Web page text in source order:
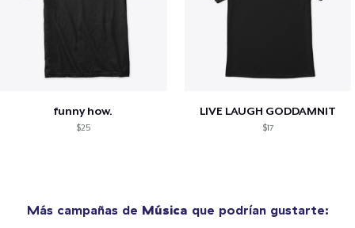
funny how.
$25
LIVE LAUGH GODDAMNIT
$17
Más campañas de Música que podrían gustarte: